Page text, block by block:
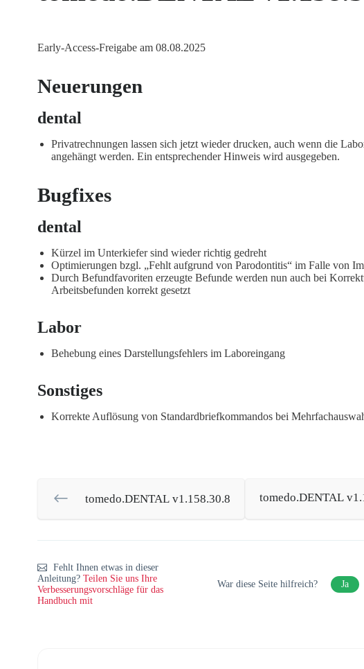
Early-Access-Freigabe am 08.08.2025
Neuerungen
dental
Privatrechnungen lassen sich jetzt wieder drucken, auch wenn die
angehängt werden. Ein entsprechender Hinweis wird ausgegeben.
Bugfixes
dental
Kürzel im Unterkiefer sind wieder richtig gedreht
Optimierungen bzgl. „Fehlt aufgrund von Parodontitis“ im Falle von
Durch Befundfavoriten erzeugte Befunde werden nun auch bei
Arbeitsbefunden korrekt gesetzt
Labor
Behebung eines Darstellungsfehlers im Laboreingang
Sonstiges
Korrekte Auflösung von Standardbriefkommandos bei
tomedo.DENTAL v1.158.30.8 tomedo.DENTAL
Fehlt Ihnen etwas in dieser
Anleitung? Teilen Sie uns Ihre
Verbesserungsvorschläge für das
Handbuch mit
War diese Seite hilfreich? Ja